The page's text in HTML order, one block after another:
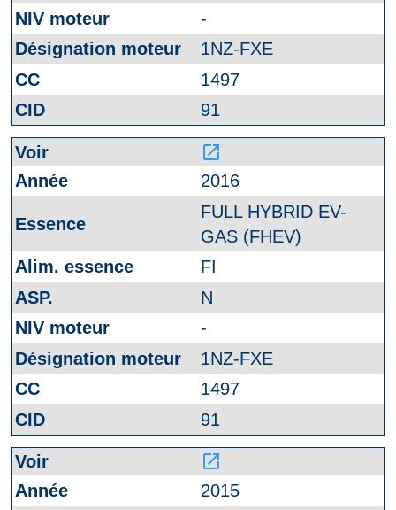
-
1NZ-FXE
1497
91
launch
2016
FULL HYBRID EV-
GAS (FHEV)
FI
N
-
1NZ-FXE
1497
91
launch
2015